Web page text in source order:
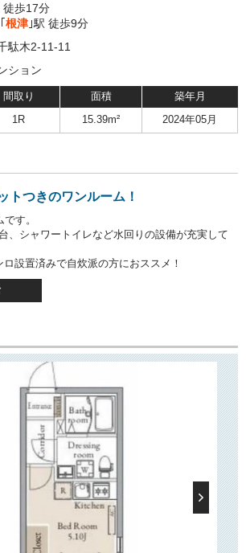
徒歩17分
根津 ｣駅 徒歩9分
駄木2-11-11
ション
間取り 面積 築年月
1R 15.39m² 2024年05月
トつきのワンルーム！
す。
、シャワートイレなど水回りの設備が充実して
設置済みで自炊派の方におススメ！
ンクローゼットが設置されており、圧迫感を軽
賃貸レジデンス「LiveFlat千駄木」。
歩4分の好立地。
駅が徒歩11分、三田線「白山」駅が徒歩17分で
ラ完備でセキュリティ面も安心♪
いますのでゴミ捨ても便利！
ット「のむらや」コンビニエンスストア「セブ
買い物が便利！
ございますので文京区の落ち着いた雰囲気を感